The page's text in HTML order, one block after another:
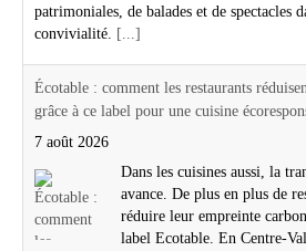
patrimoniales, de balades et de spectacles
convivialité. [...]
Écotable : comment les restaurants
grâce à ce label pour une cuisine
7 août 2026
Dans les cuisines aussi, la
avance. De plus en plus de
réduire leur empreinte
label Ecotable. En Centre-